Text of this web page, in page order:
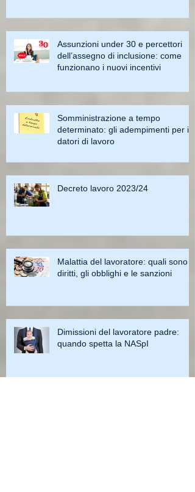
Assunzioni under 30 e percettori
dell’assegno di inclusione: come
funzionano i nuovi incentivi
Somministrazione a tempo
determinato: gli adempimenti per i
datori di lavoro
Decreto lavoro 2023/24
Malattia del lavoratore: quali sono i
diritti, gli obblighi e le sanzioni
Dimissioni del lavoratore padre:
quando spetta la NASpI